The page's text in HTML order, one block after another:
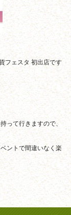
フェスタ 初出店です
って行きますので、
ントで間違いなく楽